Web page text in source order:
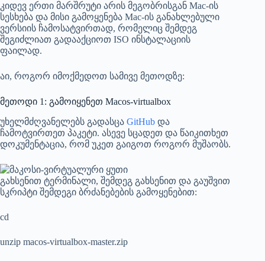
კიდევ ერთი მარშრუტი არის მეგობრისგან Mac-ის
სესხება და მისი გამოყენება Mac-ის განახლებული
ვერსიის ჩამოსატვირთად, რომელიც შემდეგ
შეგიძლიათ გადააქციოთ ISO ინსტალაციის
ფაილად.
აი, როგორ იმოქმედოთ სამივე მეთოდზე:
მეთოდი 1: გამოიყენეთ Macos-virtualbox
უხელმძღვანელებს გადასცა GitHub და
ჩამოტვირთეთ პაკეტი. ასევე სცადეთ და წაიკითხეთ
დოკუმენტაცია, რომ უკეთ გაიგოთ როგორ მუშაობს.
გახსენით ტერმინალი, შემდეგ გახსენით და გაუშვით
სკრიპტი შემდეგი ბრძანებების გამოყენებით:
cd
unzip macos-virtualbox-master.zip